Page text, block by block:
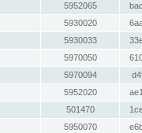
5952065
5930020
5930033
5970050
5970094
5952020
501470
5950070